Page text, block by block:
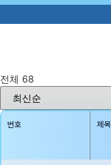
전체 68
번호 제목